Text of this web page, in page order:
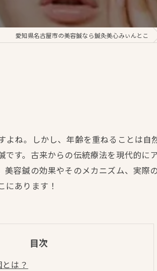
愛知県名古屋市の美容鍼なら鍼灸美心みぃんとこ
ね。しかし、年齢を重ねることは
す。古来からの伝統療法を現代的に
容鍼の効果やそのメカニズム、実際
あります！
目次
は？